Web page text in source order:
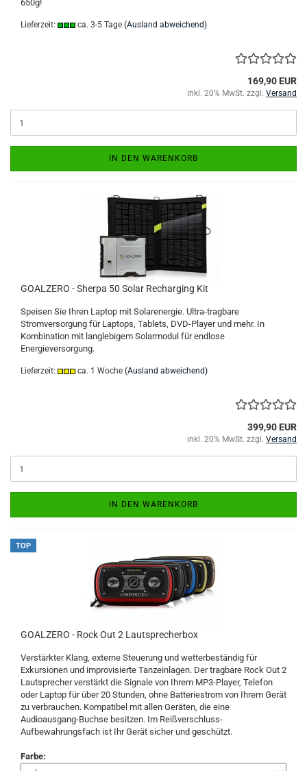
650g!
Lieferzeit: ca. 3-5 Tage (Ausland abweichend)
169,90 EUR
inkl. 20% MwSt. zzgl. Versand
IN DEN WARENKORB
GOALZERO - Sherpa 50 Solar Recharging Kit
Speisen Sie Ihren Laptop mit Solarenergie. Ultra-tragbare
Stromversorgung für Laptops, Tablets, DVD-Player und mehr. In
Kombination mit langlebigem Solarmodul für endlose
Energieversorgung.
Lieferzeit: ca. 1 Woche (Ausland abweichend)
399,90 EUR
inkl. 20% MwSt. zzgl. Versand
IN DEN WARENKORB
TOP
GOALZERO - Rock Out 2 Lautsprecherbox
Verstärkter Klang, externe Steuerung und wetterbeständig für
Exkursionen und improvisierte Tanzeinlagen. Der tragbare Rock Out 2
Lautsprecher verstärkt die Signale von Ihrem MP3-Player, Telefon
oder Laptop für über 20 Stunden, ohne Batteriestrom von Ihrem Gerät
zu verbrauchen. Kompatibel mit allen Geräten, die eine
Audioausgang-Buchse besitzen. Im Reißverschluss-
Aufbewahrungsfach ist Ihr Gerät sicher und geschützt.
Farbe: